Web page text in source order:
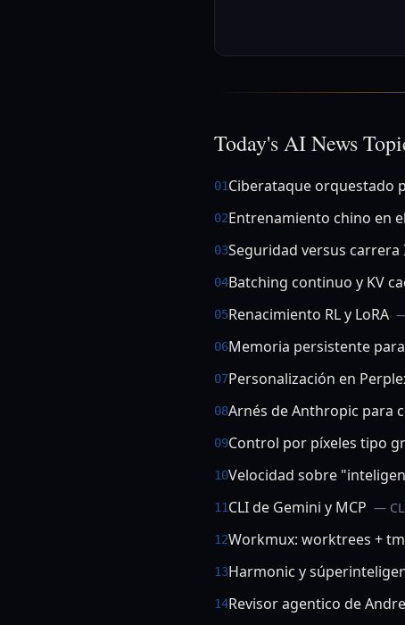
Today's AI News
01Ciberataque orquestado
02Entrenamiento chino en
03Seguridad versus carrera
04Batching continuo y KV
05Renacimiento RL y LoRA
06Memoria persistente
07Personalización en
08Arnés de Anthropic para
09Control por píxeles tipo
10Velocidad sobre
11CLI de Gemini y MCP —
12Workmux: worktrees +
13Harmonic y
14Revisor agentico de